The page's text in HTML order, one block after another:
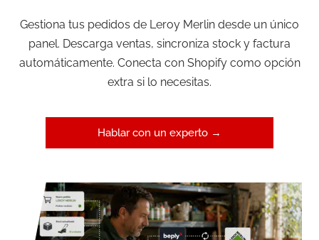
Gestiona tus pedidos de Leroy Merlin desde un único
panel. Descarga ventas, sincroniza stock y factura
automáticamente. Conecta con Shopify como opción
extra si lo necesitas.
Hablar con un experto →